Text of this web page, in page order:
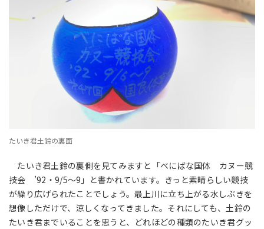
たいき君土鈴の裏面
たいき君土鈴の裏側を見てみますと「べにばな国体 カヌー競
技会 ’92・9/5～9」と書かれています。きっと素晴らしい競技
が繰り広げられたことでしょう。最上川に立ち上がる水しぶきを
想像しただけで、涼しくなってきました。それにしても、土鈴の
たいき君までいることを思うと、どれほどの種類のたいき君グッ